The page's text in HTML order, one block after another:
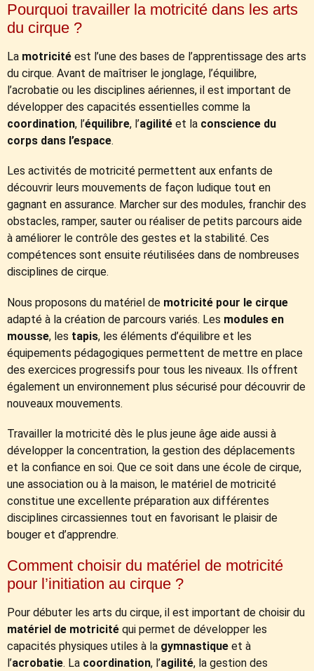
Pourquoi travailler la motricité dans les arts
du cirque ?
La motricité est l’une des bases de l’apprentissage des arts
du cirque. Avant de maîtriser le jonglage, l’équilibre,
l’acrobatie ou les disciplines aériennes, il est important de
développer des capacités essentielles comme la
coordination, l’équilibre, l’agilité et la conscience du
corps dans l’espace.
Les activités de motricité permettent aux enfants de
découvrir leurs mouvements de façon ludique tout en
gagnant en assurance. Marcher sur des modules, franchir des
obstacles, ramper, sauter ou réaliser de petits parcours aide
à améliorer le contrôle des gestes et la stabilité. Ces
compétences sont ensuite réutilisées dans de nombreuses
disciplines de cirque.
Nous proposons du matériel de motricité pour le cirque
adapté à la création de parcours variés. Les modules en
mousse, les tapis, les éléments d’équilibre et les
équipements pédagogiques permettent de mettre en place
des exercices progressifs pour tous les niveaux. Ils offrent
également un environnement plus sécurisé pour découvrir de
nouveaux mouvements.
Travailler la motricité dès le plus jeune âge aide aussi à
développer la concentration, la gestion des déplacements
et la confiance en soi. Que ce soit dans une école de cirque,
une association ou à la maison, le matériel de motricité
constitue une excellente préparation aux différentes
disciplines circassiennes tout en favorisant le plaisir de
bouger et d’apprendre.
Comment choisir du matériel de motricité
pour l’initiation au cirque ?
Pour débuter les arts du cirque, il est important de choisir du
matériel de motricité qui permet de développer les
capacités physiques utiles à la gymnastique et à
l’acrobatie. La coordination, l’agilité, la gestion des